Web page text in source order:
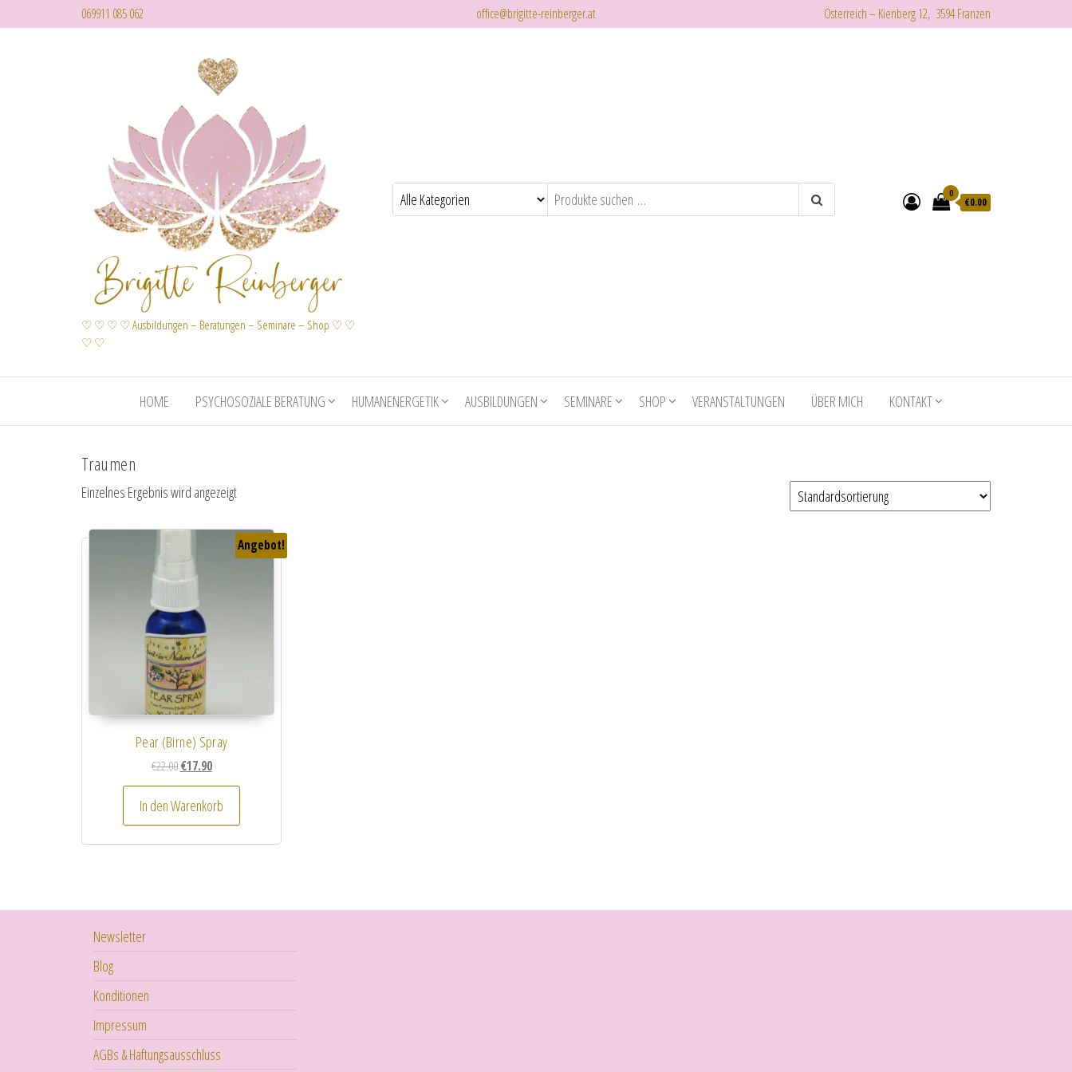
069911 085 062 office@brigitte-reinberger.at Österreich – Kienberg 12, 3594 Franzen
♡ ♡ ♡ ♡ Ausbildungen – Beratungen – Seminare – Shop ♡ ♡
♡ ♡
0
€0.00
HOME PSYCHOSOZIALE BERATUNG HUMANENERGETIK AUSBILDUNGEN SEMINARE SHOP VERANSTALTUNGEN ÜBER MICH KONTAKT
Traumen
Einzelnes Ergebnis wird angezeigt
Angebot!
Pear (Birne) Spray
€22.00 Ursprünglicher Preis war: €22.00
€17.90Aktueller Preis ist: €17.90.
In den Warenkorb
Newsletter
Blog
Konditionen
Impressum
AGBs & Haftungsausschluss